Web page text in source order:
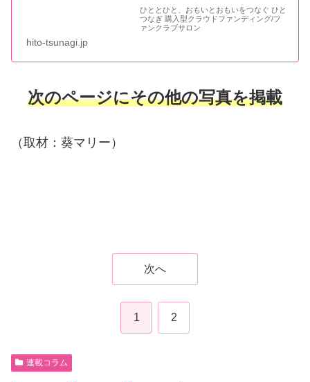
ひととひと、おもいとおもいをつなぐ ひと
つなぎ 購入型クラウドファンディング/フ
ァンクラブサロン
hito-tsunagi.jp
次のページにその他の写真を掲載
（取材：葵マリー）
次へ
1 2
連載コラム